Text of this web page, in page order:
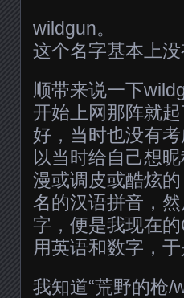
wildgun。
这个名字基本上没
顺带来说一下
开始上网那阵就
好，当时也没有
以当时给自己想
漫或调皮或酷炫
名的汉语拼音，
字，便是我现在
用英语和数字，
我知道“荒野的枪/